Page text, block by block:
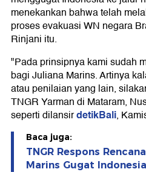
menekankan bahwa telah
proses evakuasi WN negara
Rinjani itu.
"Pada prinsipnya kami sudah
bagi Juliana Marins. Artinya
atau penilaian yang lain,
TNGR Yarman di Mataram,
seperti dilansirdetikBali,
Baca juga:
TNGR Respons
Marins Gugat